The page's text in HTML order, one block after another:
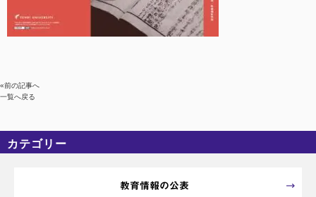
«前の記事へ
一覧へ戻る
カテゴリー
教育情報の公表